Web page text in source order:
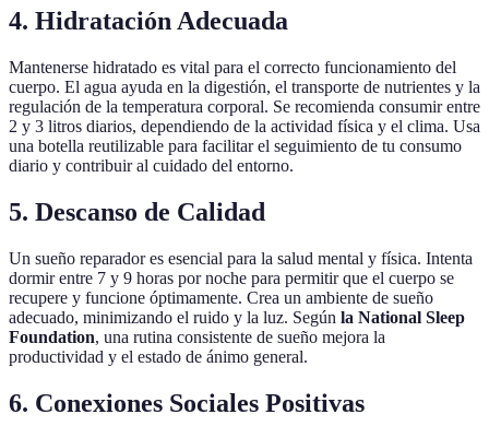
4. Hidratación Adecuada
Mantenerse hidratado es vital para el correcto funcionamiento del
cuerpo. El agua ayuda en la digestión, el transporte de nutrientes y la
regulación de la temperatura corporal. Se recomienda consumir entre
2 y 3 litros diarios, dependiendo de la actividad física y el clima. Usa
una botella reutilizable para facilitar el seguimiento de tu consumo
diario y contribuir al cuidado del entorno.
5. Descanso de Calidad
Un sueño reparador es esencial para la salud mental y física. Intenta
dormir entre 7 y 9 horas por noche para permitir que el cuerpo se
recupere y funcione óptimamente. Crea un ambiente de sueño
adecuado, minimizando el ruido y la luz. Según la National Sleep
Foundation, una rutina consistente de sueño mejora la
productividad y el estado de ánimo general.
6. Conexiones Sociales Positivas